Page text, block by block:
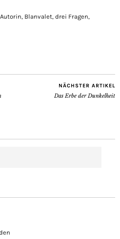
Autorin, Blanvalet, drei Fragen,
NÄCHSTER ARTIKEL
Das Erbe der Dunkelheit